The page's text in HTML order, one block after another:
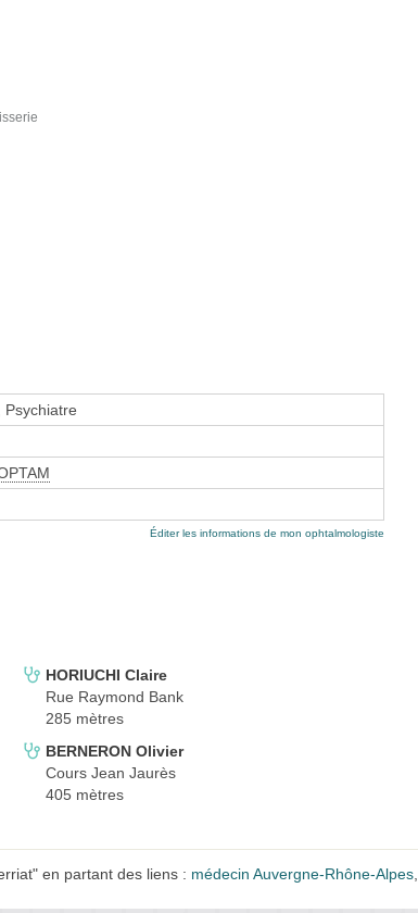
Psychiatre
Éditer les informations de mon ophtalmologiste
HORIUCHI Claire
Rue Raymond Bank
285 mètres
BERNERON Olivier
Cours Jean Jaurès
405 mètres
en partant des liens : médecin Auvergne-Rhône-Alpes,